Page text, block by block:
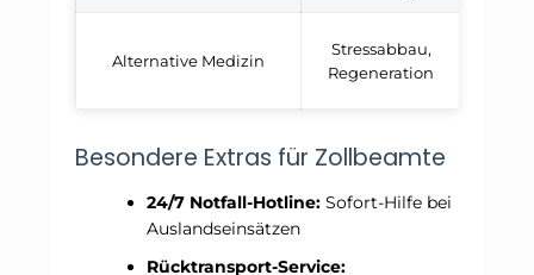
Alternative Medizin
Stressabbau,
Regeneration
Besondere Extras für Zollbeamte
24/7 Notfall-Hotline: Sofort-Hilfe bei
Auslandseinsätzen
Rücktransport-Service: